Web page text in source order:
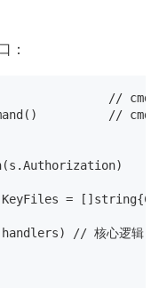
：
// cmd/
//
=
// 核心逻辑